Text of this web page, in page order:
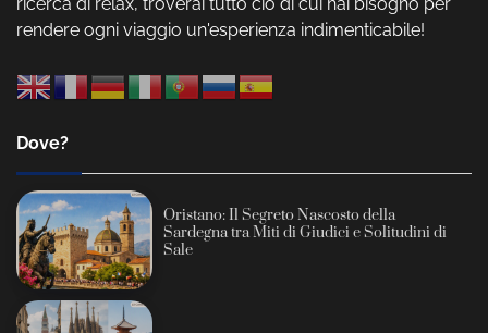
rendere ogni viaggio un'esperienza indimenticabile!
Dove?
Oristano: Il Segreto Nascosto della
Sardegna tra Miti di Giudici e Solitudini di
Sale